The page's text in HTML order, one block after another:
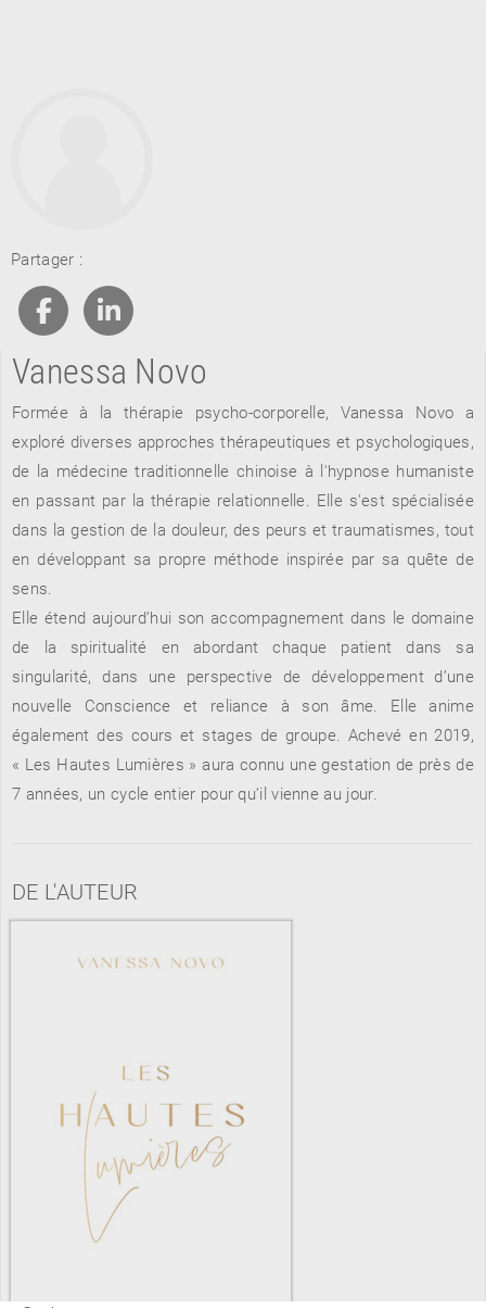
À PARAÎTRE
TOUT LE CATALOGUE
RETOUR
AVIS
RENCONTRE AVEC…
RETOUR
A LA UNE
REVUE DE PRESSE
Partager :
Vanessa Novo
Formée à la thérapie psycho-corporelle, Vanessa Novo a
exploré diverses approches thérapeutiques et psychologiques,
de la médecine traditionnelle chinoise à l'hypnose humaniste
en passant par la thérapie relationnelle. Elle s'est spécialisée
dans la gestion de la douleur, des peurs et traumatismes, tout
en développant sa propre méthode inspirée par sa quête de
sens.
Elle étend aujourd’hui son accompagnement dans le domaine
de la spiritualité en abordant chaque patient dans sa
singularité, dans une perspective de développement d’une
nouvelle Conscience et reliance à son âme. Elle anime
également des cours et stages de groupe. Achevé en 2019,
« Les Hautes Lumières » aura connu une gestation de près de
7 années, un cycle entier pour qu’il vienne au jour.
DE L'AUTEUR